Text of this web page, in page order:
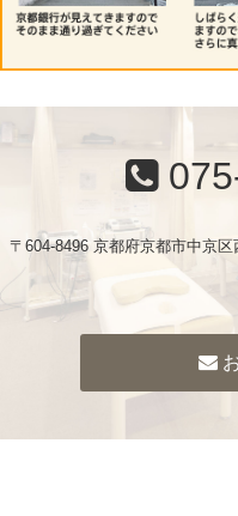
〒604-8496 京都府京都市中京